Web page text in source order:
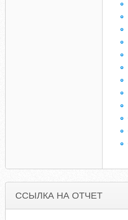
ССЫЛКА НА ОТЧЕТ